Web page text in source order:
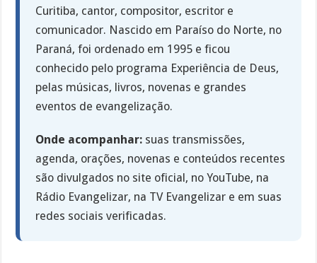
Curitiba, cantor, compositor, escritor e
comunicador. Nascido em Paraíso do Norte, no
Paraná, foi ordenado em 1995 e ficou
conhecido pelo programa Experiência de Deus,
pelas músicas, livros, novenas e grandes
eventos de evangelização.
Onde acompanhar: suas transmissões,
agenda, orações, novenas e conteúdos recentes
são divulgados no site oficial, no YouTube, na
Rádio Evangelizar, na TV Evangelizar e em suas
redes sociais verificadas.